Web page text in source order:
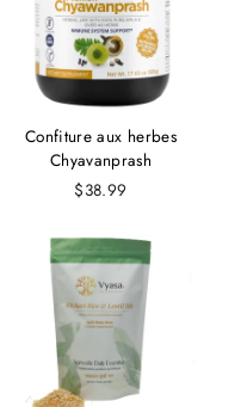
Confiture aux herbes
Chyavanprash
$38.99